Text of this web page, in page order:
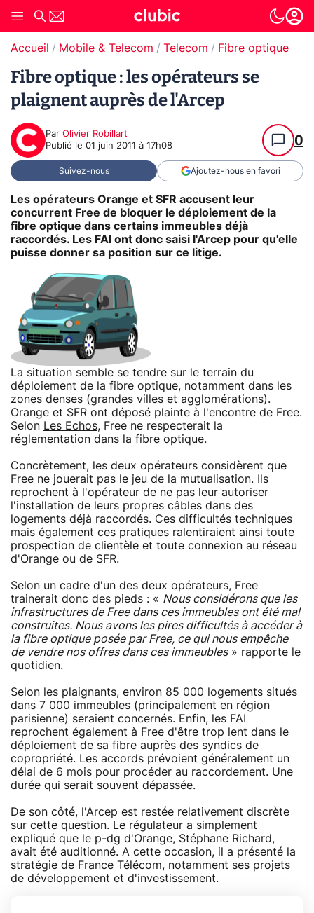
Accueil Mobile & Telecom Telecom Fibre optique
Fibre optique : les opérateurs se
plaignent auprès de l'Arcep
Par Olivier Robillart
Publié le 01 juin 2011 à 17h08 0
Suivez-nous Ajoutez-nous en favori
Les opérateurs Orange et SFR accusent leur
concurrent Free de bloquer le déploiement de la
fibre optique dans certains immeubles déjà
raccordés. Les FAI ont donc saisi l'Arcep pour qu'elle
puisse donner sa position sur ce litige.
La situation semble se tendre sur le terrain du
déploiement de la fibre optique, notamment dans les
zones denses (grandes villes et agglomérations).
Orange et SFR ont déposé plainte à l'encontre de Free.
Selon Les Echos, Free ne respecterait la
réglementation dans la fibre optique.
Concrètement, les deux opérateurs considèrent que
Free ne jouerait pas le jeu de la mutualisation. Ils
reprochent à l'opérateur de ne pas leur autoriser
l'installation de leurs propres câbles dans des
logements déjà raccordés. Ces difficultés techniques
mais également ces pratiques ralentiraient ainsi toute
prospection de clientèle et toute connexion au réseau
d'Orange ou de SFR.
Selon un cadre d'un des deux opérateurs, Free
trainerait donc des pieds : « Nous considérons que les
infrastructures de Free dans ces immeubles ont été mal
construites. Nous avons les pires difficultés à accéder à
la fibre optique posée par Free, ce qui nous empêche
de vendre nos offres dans ces immeubles» rapporte le
quotidien.
Selon les plaignants, environ 85 000 logements situés
dans 7 000 immeubles (principalement en région
parisienne) seraient concernés. Enfin, les FAI
reprochent également à Free d'être trop lent dans le
déploiement de sa fibre auprès des syndics de
copropriété. Les accords prévoient généralement un
délai de 6 mois pour procéder au raccordement. Une
durée qui serait souvent dépassée.
De son côté, l'Arcep est restée relativement discrète
sur cette question. Le régulateur a simplement
expliqué que le p-dg d'Orange, Stéphane Richard,
avait été auditionné. A cette occasion, il a présenté la
stratégie de France Télécom, notamment ses projets
de développement et d'investissement.